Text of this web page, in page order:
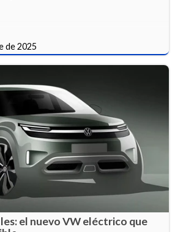
de 2025
el nuevo VW eléctrico que